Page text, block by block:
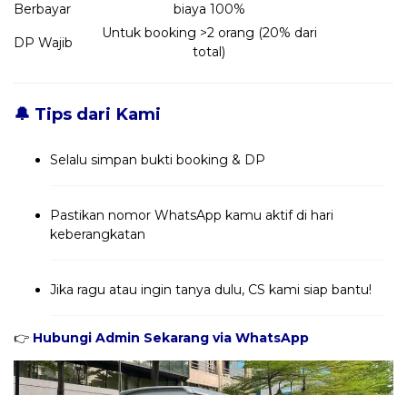
Berbayar
biaya 100%
DP Wajib
Untuk booking >2 orang (20% dari
total)
🔔 Tips dari Kami
Selalu simpan bukti booking & DP
Pastikan nomor WhatsApp kamu aktif di hari
keberangkatan
Jika ragu atau ingin tanya dulu, CS kami siap bantu!
👉 Hubungi Admin Sekarang via WhatsApp